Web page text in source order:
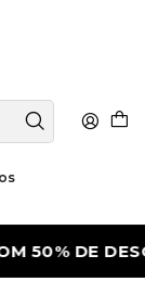
50% DE